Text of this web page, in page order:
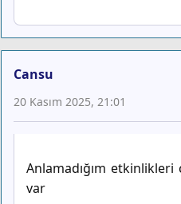
Cansu
20 Kasım 2025, 21:01
Anlamadığım
var